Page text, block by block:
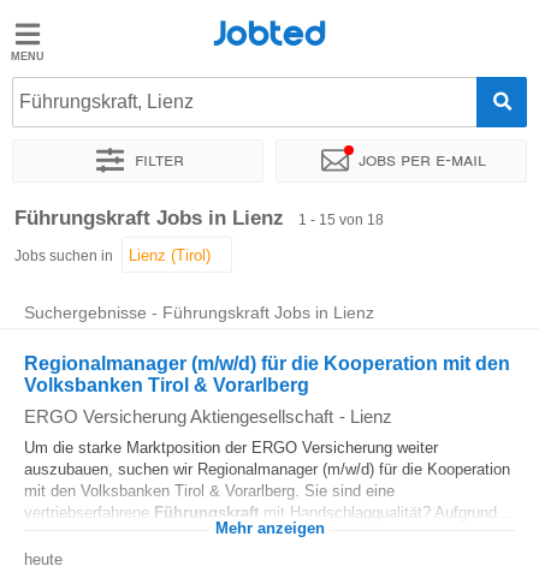
Jobted
Jobs
Jobted
Führungskraft, Lienz
Filter Jobs per e-mail
Sortieren nach Genauer Standort Unternehmen
Führungskraft Jobs in Lienz 1 - 15 von 18
Jobs suchen in
Suchergebnisse - Führungskraft Jobs in Lienz
Regionalmanager (m/w/d) für die Kooperation mit den
Volksbanken Tirol & Vorarlberg
ERGO Versicherung Aktiengesellschaft - Lienz
Um die starke Marktposition der ERGO Versicherung weiter
auszubauen, suchen wir Regionalmanager (m/w/d) für die Kooperation
mit den Volksbanken Tirol & Vorarlberg. Sie sind eine
vertriebserfahrene Führungskraft mit Handschlagqualität? Aufgrund...
Mehr anzeigen
heute